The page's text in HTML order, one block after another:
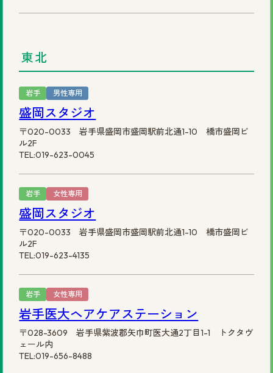
東北
岩手 男性専用
盛岡スタジオ
〒020-0033 岩手県盛岡市盛岡駅前北通1-10 橋市盛岡ビ
ル2F
TEL:019-623-0045
岩手 女性専用
盛岡スタジオ
〒020-0033 岩手県盛岡市盛岡駅前北通1-10 橋市盛岡ビ
ル2F
TEL:019-623-4135
岩手 女性専用
岩手医大ヘアケアステーション
〒028-3609 岩手県紫波郡矢巾町医大通2丁目1-1 トクタヴ
ェール内
TEL:019-656-8488